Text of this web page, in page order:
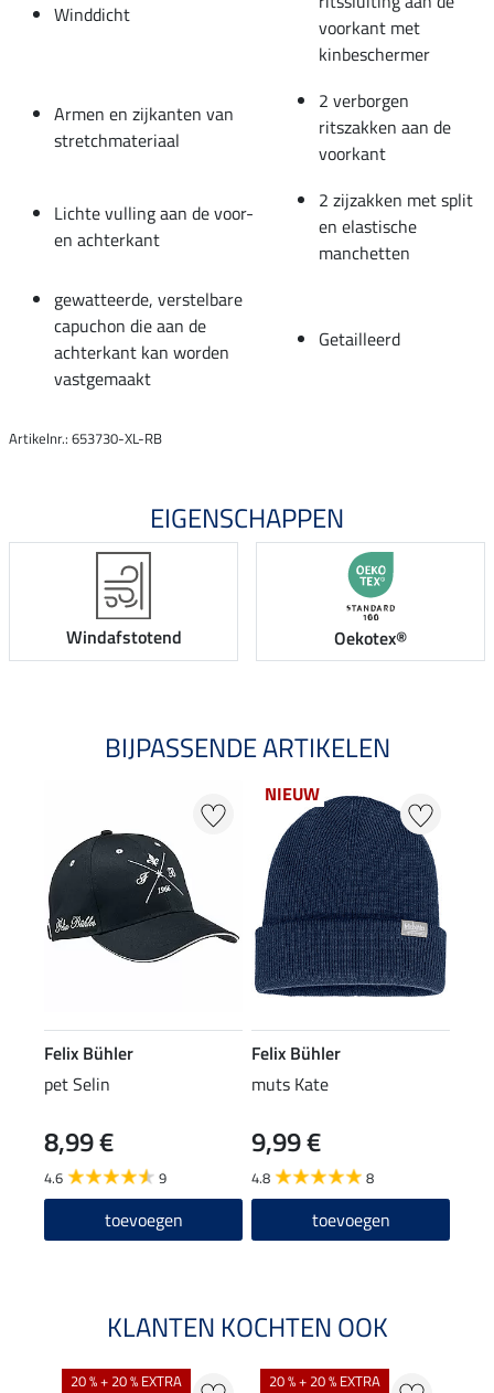
Winddicht
voorkant met
kinbeschermer
Armen en zijkanten van
stretchmateriaal
2 verborgen
ritszakken aan de
voorkant
Lichte vulling aan de voor-
en achterkant
2 zijzakken met split
en elastische
manchetten
gewatteerde, verstelbare
capuchon die aan de
achterkant kan worden
vastgemaakt
Getailleerd
Artikelnr.: 653730-XL-RB
EIGENSCHAPPEN
Windafstotend Oekotex®
BIJPASSENDE ARTIKELEN
Felix Bühler
pet Selin
8,99 €
4.6 9
toevoegen
NIEUW
Felix Bühler
muts Kate
9,99 €
4.8 8
toevoegen
KLANTEN KOCHTEN OOK
20 % + 20 % EXTRA 20 % + 20 % EXTRA